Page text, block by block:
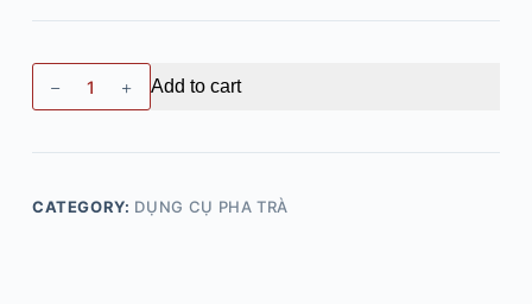
Add to cart
CATEGORY: DỤNG CỤ PHA TRÀ